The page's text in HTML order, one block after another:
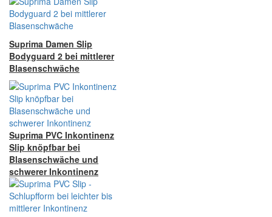
Suprima Damen Slip
Bodyguard 2 bei mittlerer
Blasenschwäche
Suprima PVC Inkontinenz
Slip knöpfbar bei
Blasenschwäche und
schwerer Inkontinenz